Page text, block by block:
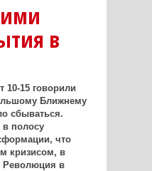
в
10-15 говорили
Ближнему
сбываться.
в полосу
что
кризисом, в
Революция в